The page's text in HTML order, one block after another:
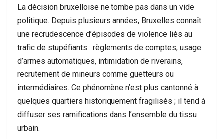
La décision bruxelloise ne tombe pas dans un vide
politique. Depuis plusieurs années, Bruxelles connaît
une recrudescence d’épisodes de violence liés au
trafic de stupéfiants : règlements de comptes, usage
d’armes automatiques, intimidation de riverains,
recrutement de mineurs comme guetteurs ou
intermédiaires. Ce phénomène n’est plus cantonné à
quelques quartiers historiquement fragilisés ; il tend à
diffuser ses ramifications dans l’ensemble du tissu
urbain.